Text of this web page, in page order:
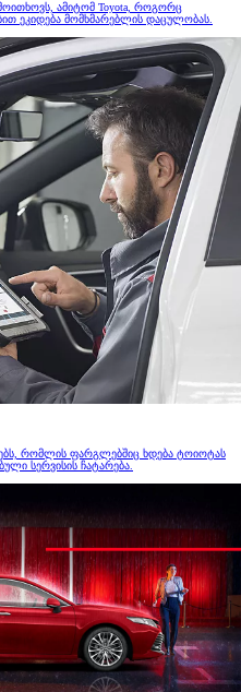
ამიტომ Toyota, როგორც
ეკიდება მომხმარებლის დაცულობას.
რომლის ფარგლებშიც ხდება ტოიოტას
სერვისის ჩატარება.